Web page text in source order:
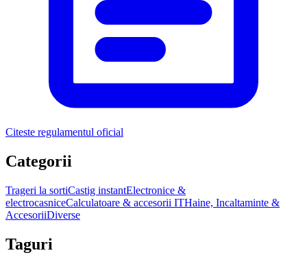
Citeste regulamentul oficial
Categorii
Trageri la sortiCastig instantElectronice &
electrocasniceCalculatoare & accesorii ITHaine, Incaltaminte &
AccesoriiDiverse
Taguri